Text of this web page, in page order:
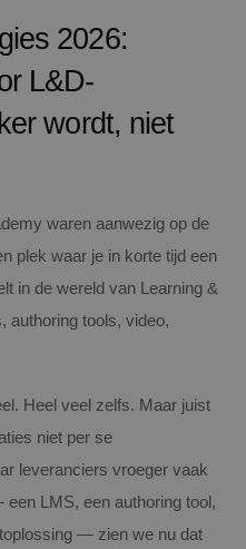
2026:
L&D-
wordt, niet
waren aanwezig op de
plek waar je in korte tijd een
in de wereld van Learning &
authoring tools, video,
Heel veel zelfs. Maar juist
niet per se
leveranciers vroeger vaak
LMS, een authoring tool,
— zien we nu dat